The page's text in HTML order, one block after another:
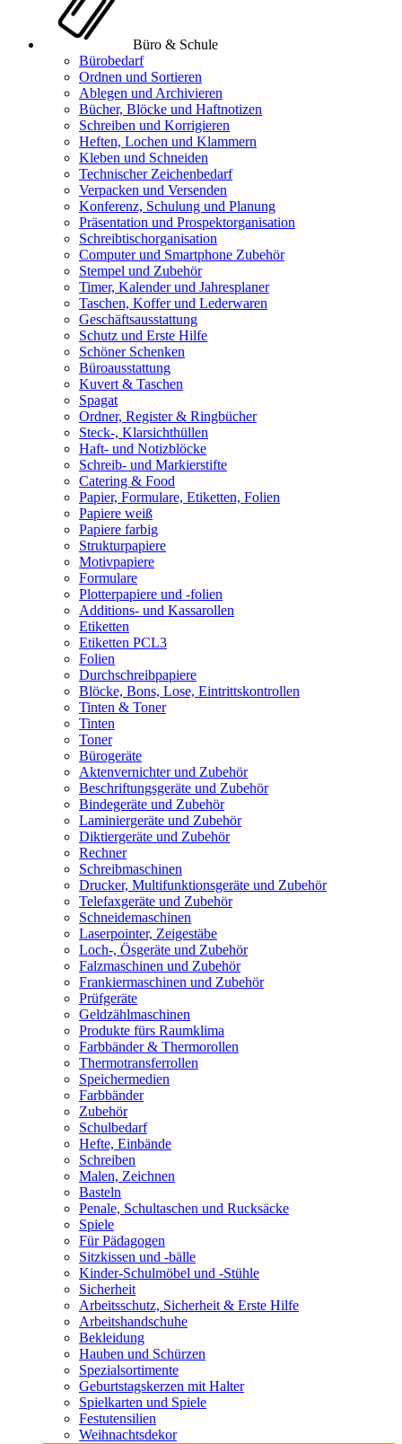
Büro & Schule
Bürobedarf
Ordnen und Sortieren
Ablegen und Archivieren
Bücher, Blöcke und Haftnotizen
Schreiben und Korrigieren
Heften, Lochen und Klammern
Kleben und Schneiden
Technischer Zeichenbedarf
Verpacken und Versenden
Konferenz, Schulung und Planung
Präsentation und Prospektorganisation
Schreibtischorganisation
Computer und Smartphone Zubehör
Stempel und Zubehör
Timer, Kalender und Jahresplaner
Taschen, Koffer und Lederwaren
Geschäftsausstattung
Schutz und Erste Hilfe
Schöner Schenken
Büroausstattung
Kuvert & Taschen
Spagat
Ordner, Register & Ringbücher
Steck-, Klarsichthüllen
Haft- und Notizblöcke
Schreib- und Markierstifte
Catering & Food
Papier, Formulare, Etiketten, Folien
Papiere weiß
Papiere farbig
Strukturpapiere
Motivpapiere
Formulare
Plotterpapiere und -folien
Additions- und Kassarollen
Etiketten
Etiketten PCL3
Folien
Durchschreibpapiere
Blöcke, Bons, Lose, Eintrittskontrollen
Tinten & Toner
Tinten
Toner
Bürogeräte
Aktenvernichter und Zubehör
Beschriftungsgeräte und Zubehör
Bindegeräte und Zubehör
Laminiergeräte und Zubehör
Diktiergeräte und Zubehör
Rechner
Schreibmaschinen
Drucker, Multifunktionsgeräte und Zubehör
Telefaxgeräte und Zubehör
Schneidemaschinen
Laserpointer, Zeigestäbe
Loch-, Ösgeräte und Zubehör
Falzmaschinen und Zubehör
Frankiermaschinen und Zubehör
Prüfgeräte
Geldzählmaschinen
Produkte fürs Raumklima
Farbbänder & Thermorollen
Thermotransferrollen
Speichermedien
Farbbänder
Zubehör
Schulbedarf
Hefte, Einbände
Schreiben
Malen, Zeichnen
Basteln
Penale, Schultaschen und Rucksäcke
Spiele
Für Pädagogen
Sitzkissen und -bälle
Kinder-Schulmöbel und -Stühle
Sicherheit
Arbeitsschutz, Sicherheit & Erste Hilfe
Arbeitshandschuhe
Bekleidung
Hauben und Schürzen
Spezialsortimente
Geburtstagskerzen mit Halter
Spielkarten und Spiele
Festutensilien
Weihnachtsdekor